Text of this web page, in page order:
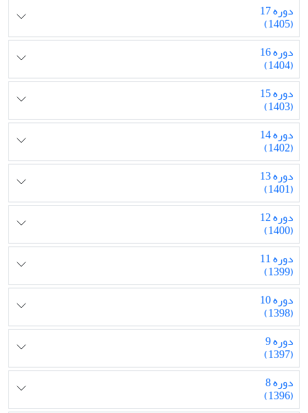
دوره 17
(1405)
دوره 16
(1404)
دوره 15
(1403)
دوره 14
(1402)
دوره 13
(1401)
دوره 12
(1400)
دوره 11
(1399)
دوره 10
(1398)
دوره 9
(1397)
دوره 8
(1396)